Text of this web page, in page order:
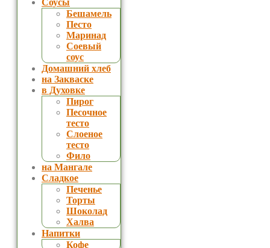
Бешамель
Песто
Маринад
Соевый
соус
Домашний хлеб
на Закваске
в Духовке
Пирог
Песочное
тесто
Слоеное
тесто
Фило
на Мангале
Сладкое
Печенье
Торты
Шоколад
Халва
Напитки
Кофе